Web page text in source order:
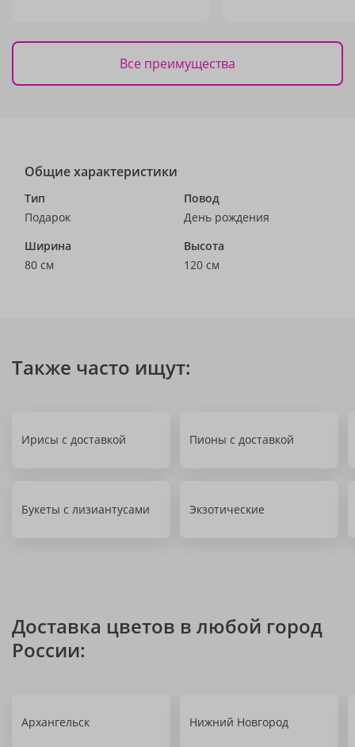
Все преимущества
Общие характеристики
Тип
Подарок
Повод
День рождения
Ширина
80 см
Высота
120 см
Также часто ищут:
Ирисы с доставкой Пионы с доставкой
Букеты с лизиантусами Экзотические
Доставка цветов в любой город
России:
Архангельск Нижний Новгород